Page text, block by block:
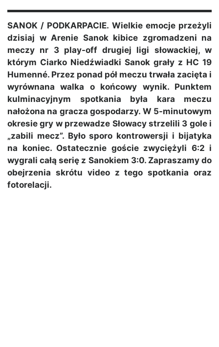
SANOK / PODKARPACIE. Wielkie emocje przeżyli
dzisiaj w Arenie Sanok kibice zgromadzeni na
meczy nr 3 play-off drugiej ligi słowackiej, w
którym Ciarko Niedźwiadki Sanok grały z HC 19
Humenné. Przez ponad pół meczu trwała zacięta i
wyrównana walka o końcowy wynik. Punktem
kulminacyjnym spotkania była kara meczu
nałożona na gracza gospodarzy. W 5-minutowym
okresie gry w przewadze Słowacy strzelili 3 gole i
„zabili mecz”. Było sporo kontrowersji i bijatyka
na koniec. Ostatecznie goście zwyciężyli 6:2 i
wygrali całą serię z Sanokiem 3:0. Zapraszamy do
obejrzenia skrótu video z tego spotkania oraz
fotorelacji.